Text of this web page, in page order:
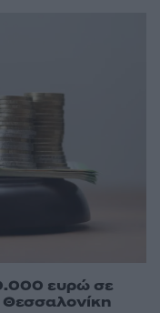
ευρώ σε